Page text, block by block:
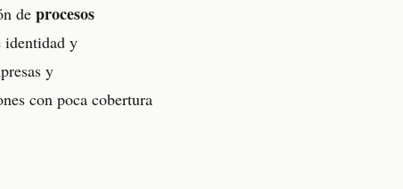
de procesos
identidad y
y
con poca cobertura